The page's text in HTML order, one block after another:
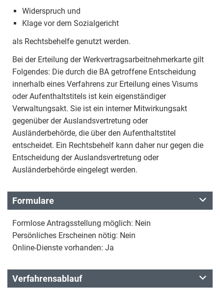
Widerspruch und
Klage vor dem Sozialgericht
als Rechtsbehelfe genutzt werden.
Bei der Erteilung der Werkvertragsarbeitnehmerkarte gilt
Folgendes: Die durch die BA getroffene Entscheidung
innerhalb eines Verfahrens zur Erteilung eines Visums
oder Aufenthaltstitels ist kein eigenständiger
Verwaltungsakt. Sie ist ein interner Mitwirkungsakt
gegenüber der Auslandsvertretung oder
Ausländerbehörde, die über den Aufenthaltstitel
entscheidet. Ein Rechtsbehelf kann daher nur gegen die
Entscheidung der Auslandsvertretung oder
Ausländerbehörde eingelegt werden.
Formulare
Formlose Antragsstellung möglich: Nein
Persönliches Erscheinen nötig: Nein
Online-Dienste vorhanden: Ja
Verfahrensablauf